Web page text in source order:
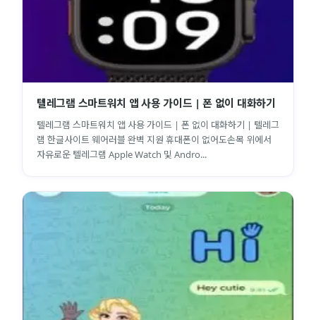
텔레그램 스마트워치 앱 사용 가이드 | 폰 없이 대화하기
텔레그램 스마트워치 앱 사용 가이드 | 폰 없이 대화하기 | 텔레그
램 한글사이트 웨어러블 완벽 지원 휴대폰이 없어도손목 위에서
자유로운 텔레그램 Apple Watch 및 Andro...